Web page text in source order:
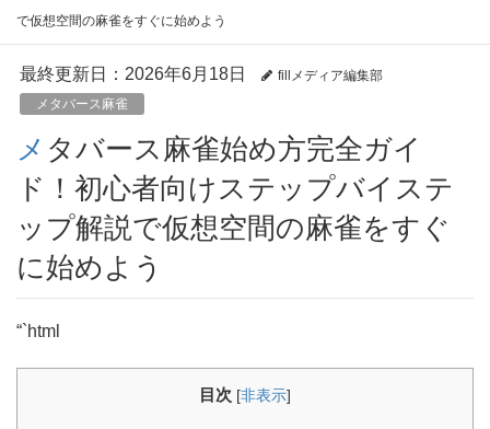
で仮想空間の麻雀をすぐに始めよう
最終更新日：2026年6月18日
fillメディア編集部
メタバース麻雀
メタバース麻雀始め方完全ガイ
ド！初心者向けステップバイステ
ップ解説で仮想空間の麻雀をすぐ
に始めよう
“`html
目次 [非表示]